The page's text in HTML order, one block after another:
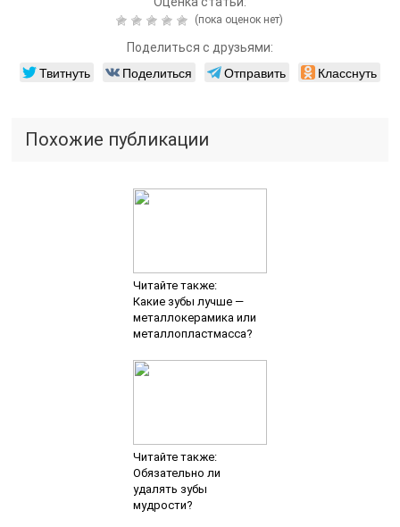
(пока оценок нет)
Поделиться с друзьями:
Твитнуть Поделиться Отправить Класснуть
Похожие публикации
Читайте также:
Какие зубы лучше —
металлокерамика или
металлопластмасса?
Читайте также:
Обязательно ли
удалять зубы
мудрости?